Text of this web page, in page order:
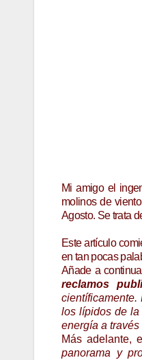
Mi amigo el
molinos de
Agosto. Se trata
Este artículo
en tan pocas
Añade a
reclamos
los lípidos de la
energía a través
Más adelante,
panorama y